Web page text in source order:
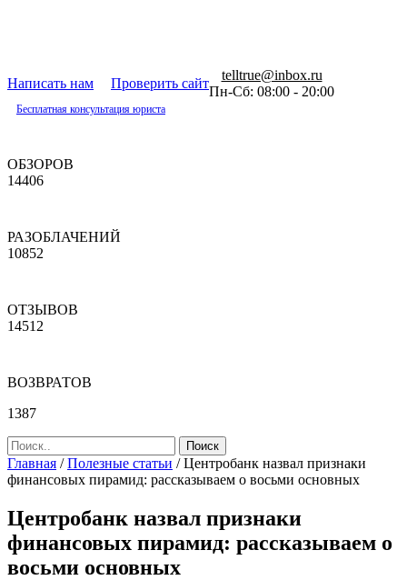
Написать нам Проверить сайт
telltrue@inbox.ru
Пн-Сб: 08:00 - 20:00
Бесплатная консультация юриста
ОБЗОРОВ
14406
РАЗОБЛАЧЕНИЙ
10852
ОТЗЫВОВ
14512
ВОЗВРАТОВ
1387
Главная /Полезные статьи /Центробанк назвал признаки
финансовых пирамид: рассказываем о восьми основных
Центробанк назвал признаки
финансовых пирамид: рассказываем о
восьми основных